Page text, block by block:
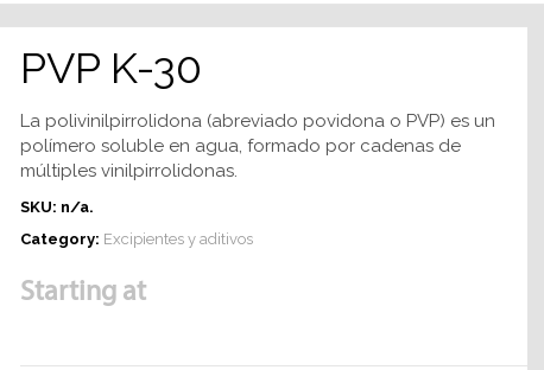
PVP K-30
La polivinilpirrolidona (abreviado povidona o PVP) es un
polímero soluble en agua, formado por cadenas de
múltiples vinilpirrolidonas.
SKU: n/a.
Category: Excipientes y aditivos
Starting at